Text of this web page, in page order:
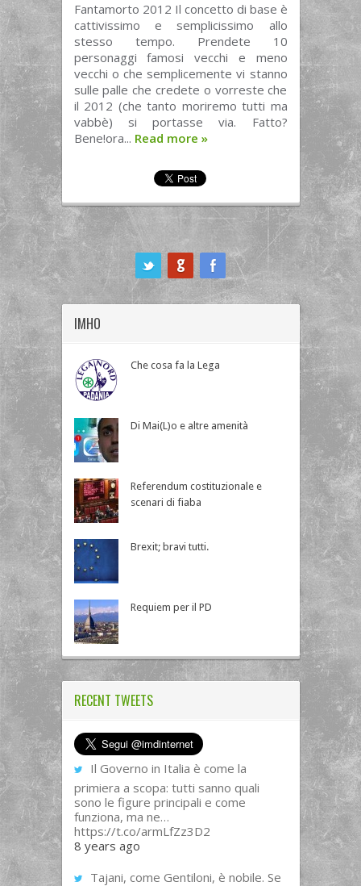
Fantamorto 2012 Il concetto di base è
cattivissimo e semplicissimo allo
stesso tempo. Prendete 10
personaggi famosi vecchi e meno
vecchi o che semplicemente vi stanno
sulle palle che credete o vorreste che
il 2012 (che tanto moriremo tutti ma
vabbè) si portasse via. Fatto?
Bene!ora... Read more »
IMHO
Che cosa fa la Lega
Di Mai(L)o e altre amenità
Referendum costituzionale e
scenari di fiaba
Brexit; bravi tutti.
Requiem per il PD
RECENT TWEETS
Il Governo in Italia è come la
primiera a scopa: tutti sanno quali
sono le figure principali e come
funziona, ma ne…
https://t.co/armLfZz3D2
8 years ago
Tajani, come Gentiloni, è nobile. Se